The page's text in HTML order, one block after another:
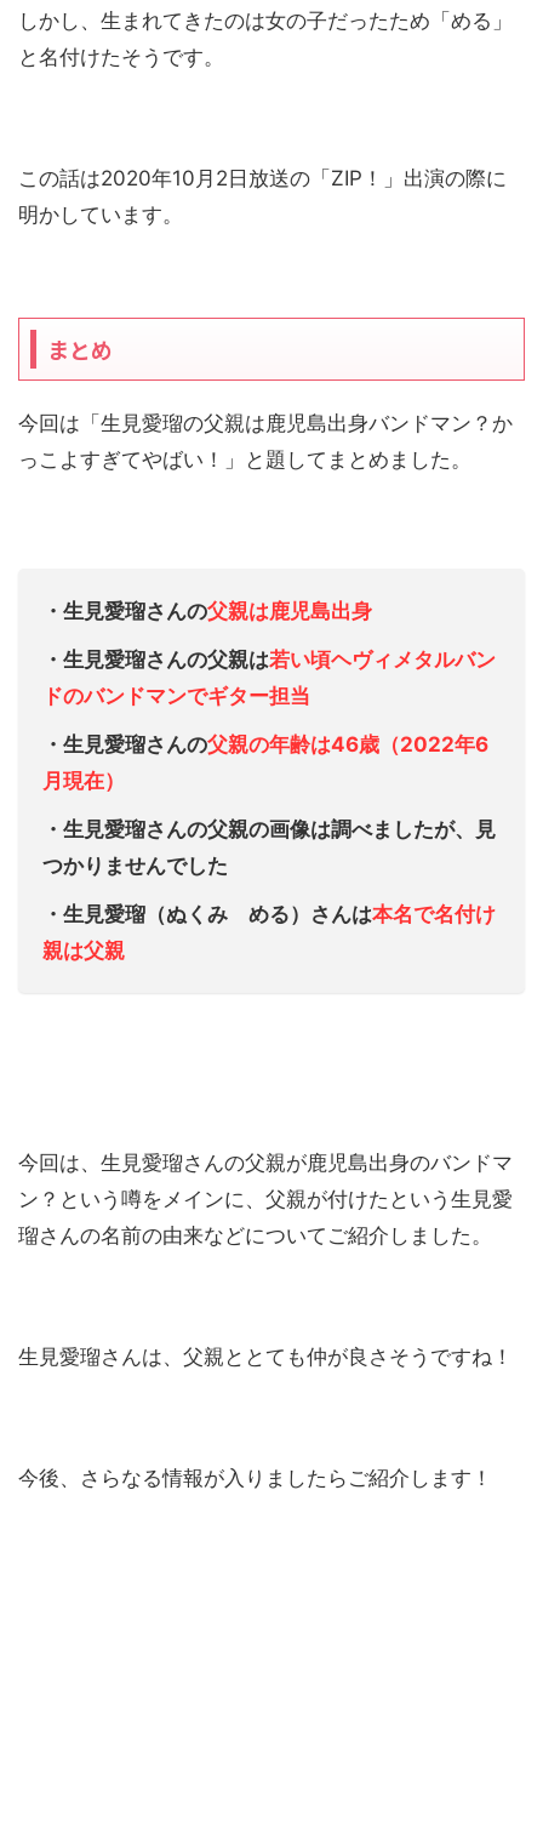
しかし、生まれてきたのは女の子だったため「める」
と名付けたそうです。
この話は2020年10月2日放送の「ZIP！」出演の際に
明かしています。
まとめ
今回は「生見愛瑠の父親は鹿児島出身バンドマン？か
っこよすぎてやばい！」と題してまとめました。
・生見愛瑠さんの父親は鹿児島出身
・生見愛瑠さんの父親は若い頃ヘヴィメタルバン
ドのバンドマンでギター担当
・生見愛瑠さんの父親の年齢は46歳（2022年6
月現在）
・生見愛瑠さんの父親の画像は調べましたが、見
つかりませんでした
・生見愛瑠（ぬくみ める）さんは本名で名付け
親は父親
今回は、生見愛瑠さんの父親が鹿児島出身のバンドマ
ン？という噂をメインに、父親が付けたという生見愛
瑠さんの名前の由来などについてご紹介しました。
生見愛瑠さんは、父親ととても仲が良さそうですね！
今後、さらなる情報が入りましたらご紹介します！